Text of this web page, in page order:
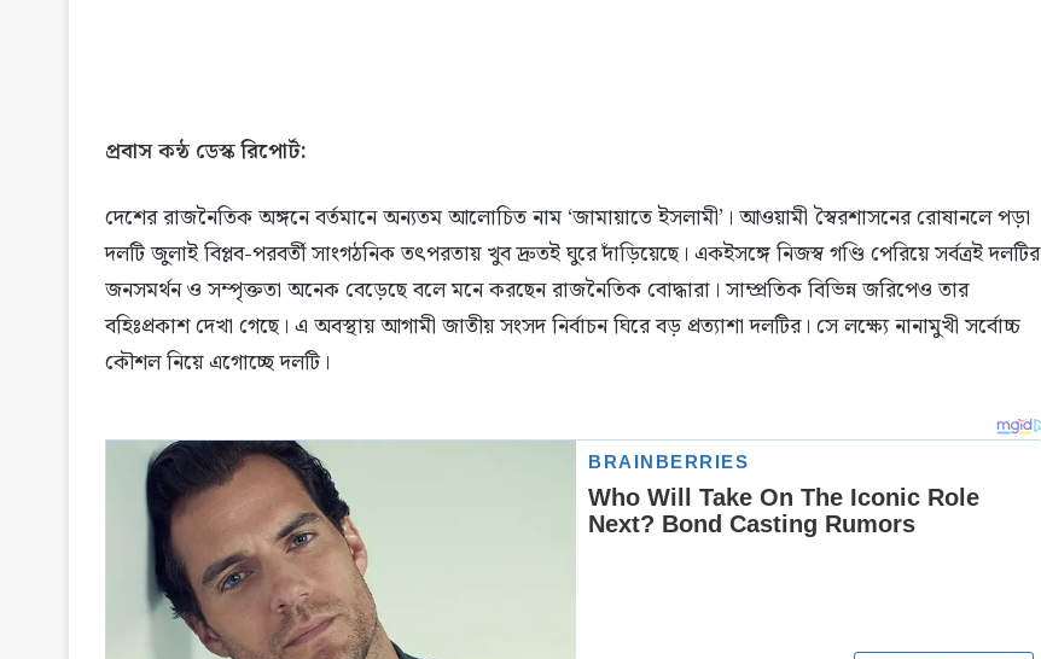
প্রবাস কন্ঠ ডেস্ক রিপোর্ট:
দেশের রাজনৈতিক অঙ্গনে বর্তমানে অন্যতম আলোচিত নাম ‘জামায়াতে ইসলামী’। আওয়ামী স্বৈরশাসনের রোষানলে পড়া
দলটি জুলাই বিপ্লব-পরবর্তী সাংগঠনিক তৎপরতায় খুব দ্রুতই ঘুরে দাঁড়িয়েছে। একইসঙ্গে নিজস্ব গণ্ডি পেরিয়ে সর্বত্রই দলটির
জনসমর্থন ও সম্পৃক্ততা অনেক বেড়েছে বলে মনে করছেন রাজনৈতিক বোদ্ধারা। সাম্প্রতিক বিভিন্ন জরিপেও তার
বহিঃপ্রকাশ দেখা গেছে। এ অবস্থায় আগামী জাতীয় সংসদ নির্বাচন ঘিরে বড় প্রত্যাশা দলটির। সে লক্ষ্যে নানামুখী সর্বোচ্চ
কৌশল নিয়ে এগোচ্ছে দলটি।